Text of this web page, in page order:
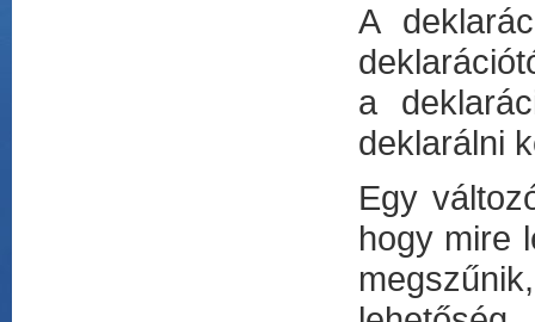
A
a
deklarálni
Egy
hogy mire